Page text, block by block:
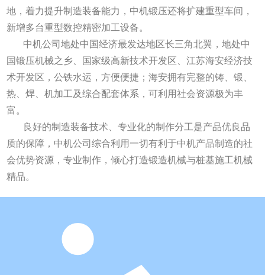
地，着力提升制造装备能力，中机锻压还将扩建重型车间，
新增多台重型数控精密加工设备。
中机公司地处中国经济最发达地区长三角北翼，地处中
国锻压机械之乡、国家级高新技术开发区、江苏海安经济技
术开发区，公铁水运，方便便捷；海安拥有完整的铸、锻、
热、焊、机加工及综合配套体系，可利用社会资源极为丰
富。
良好的制造装备技术、专业化的制作分工是产品优良品
质的保障，中机公司综合利用一切有利于中机产品制造的社
会优势资源，专业制作，倾心打造锻造机械与桩基施工机械
精品。